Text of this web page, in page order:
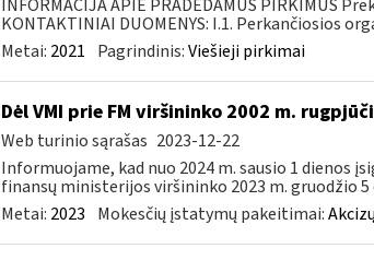
INFORMACIJA APIE PRADEDAMUS PIRKIMUS
KONTAKTINIAI DUOMENYS: I.1. Perkančiosios
Metai: 2021 Pagrindinis:Viešieji pirkimai
Dėl VMI prie FM viršininko 2002 m.
Web turinio sąrašas 2023-12-22
Informuojame, kad nuo 2024 m. sausio 1 dienos
finansų ministerijos viršininko 2023 m. gruodžio 5
Metai: 2023 Mokesčių įstatymų pakeitimai: